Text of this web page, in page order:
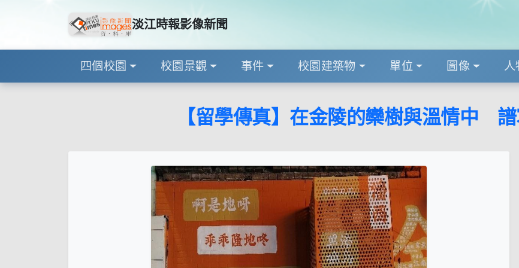
淡江時報影像新聞
四個校園 校園景觀 事件 校園建築物 單位 圖像 人
【留學傳真】在金陵的欒樹與溫情中